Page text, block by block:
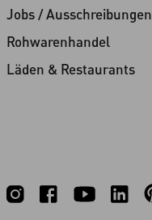
Jobs / Ausschreibungen
Rohwarenhandel
Läden & Restaurants